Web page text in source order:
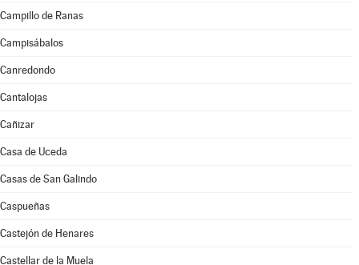
Campillo de Ranas
Campisábalos
Canredondo
Cantalojas
Cañizar
Casa de Uceda
Casas de San Galindo
Caspueñas
Castejón de Henares
Castellar de la Muela